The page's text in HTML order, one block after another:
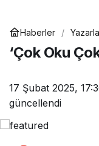
Haberler
‘Çok Oku
17 Şubat 2025,
güncellendi